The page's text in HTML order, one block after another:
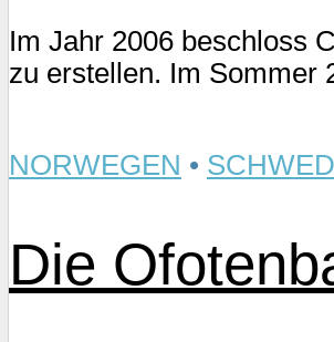
Im Jahr 2006 beschloss
zu erstellen. Im Sommer
NORWEGEN •
Die